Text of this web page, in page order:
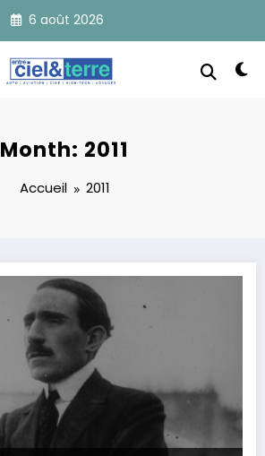
6 août 2026
Month: 2011
Accueil 2011